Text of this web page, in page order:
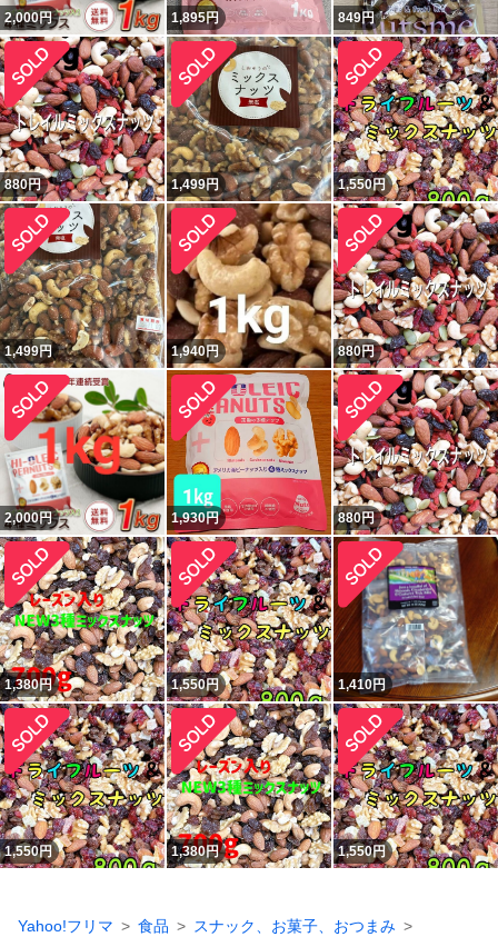
2,000円 1,895円 849円
880円 1,499円 1,550円
1,499円 1,940円 880円
2,000円 1,930円 880円
1,380円 1,550円 1,410円
1,550円 1,380円 1,550円
Yahoo!フリマ 食品
スナック、お菓子、おつまみ